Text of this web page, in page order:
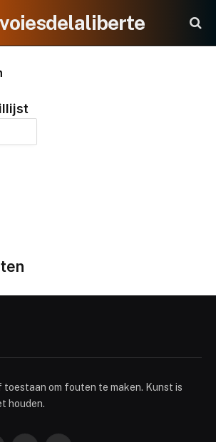
om fouten te maken. Kunst is
houden.